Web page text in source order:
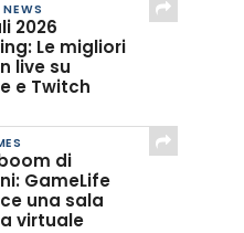
NEWS
2026
Le migliori
live su
e Twitch
di
GameLife
una sala
virtuale